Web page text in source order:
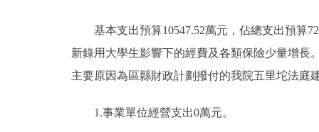
基本支出預算10547.52萬元，佔總支出預算
新錄用大學生影響下的經費及各類保險少量增長
主要原因為區縣財政計劃撥付的我院五里坨法庭
1.事業單位經營支出0萬元。